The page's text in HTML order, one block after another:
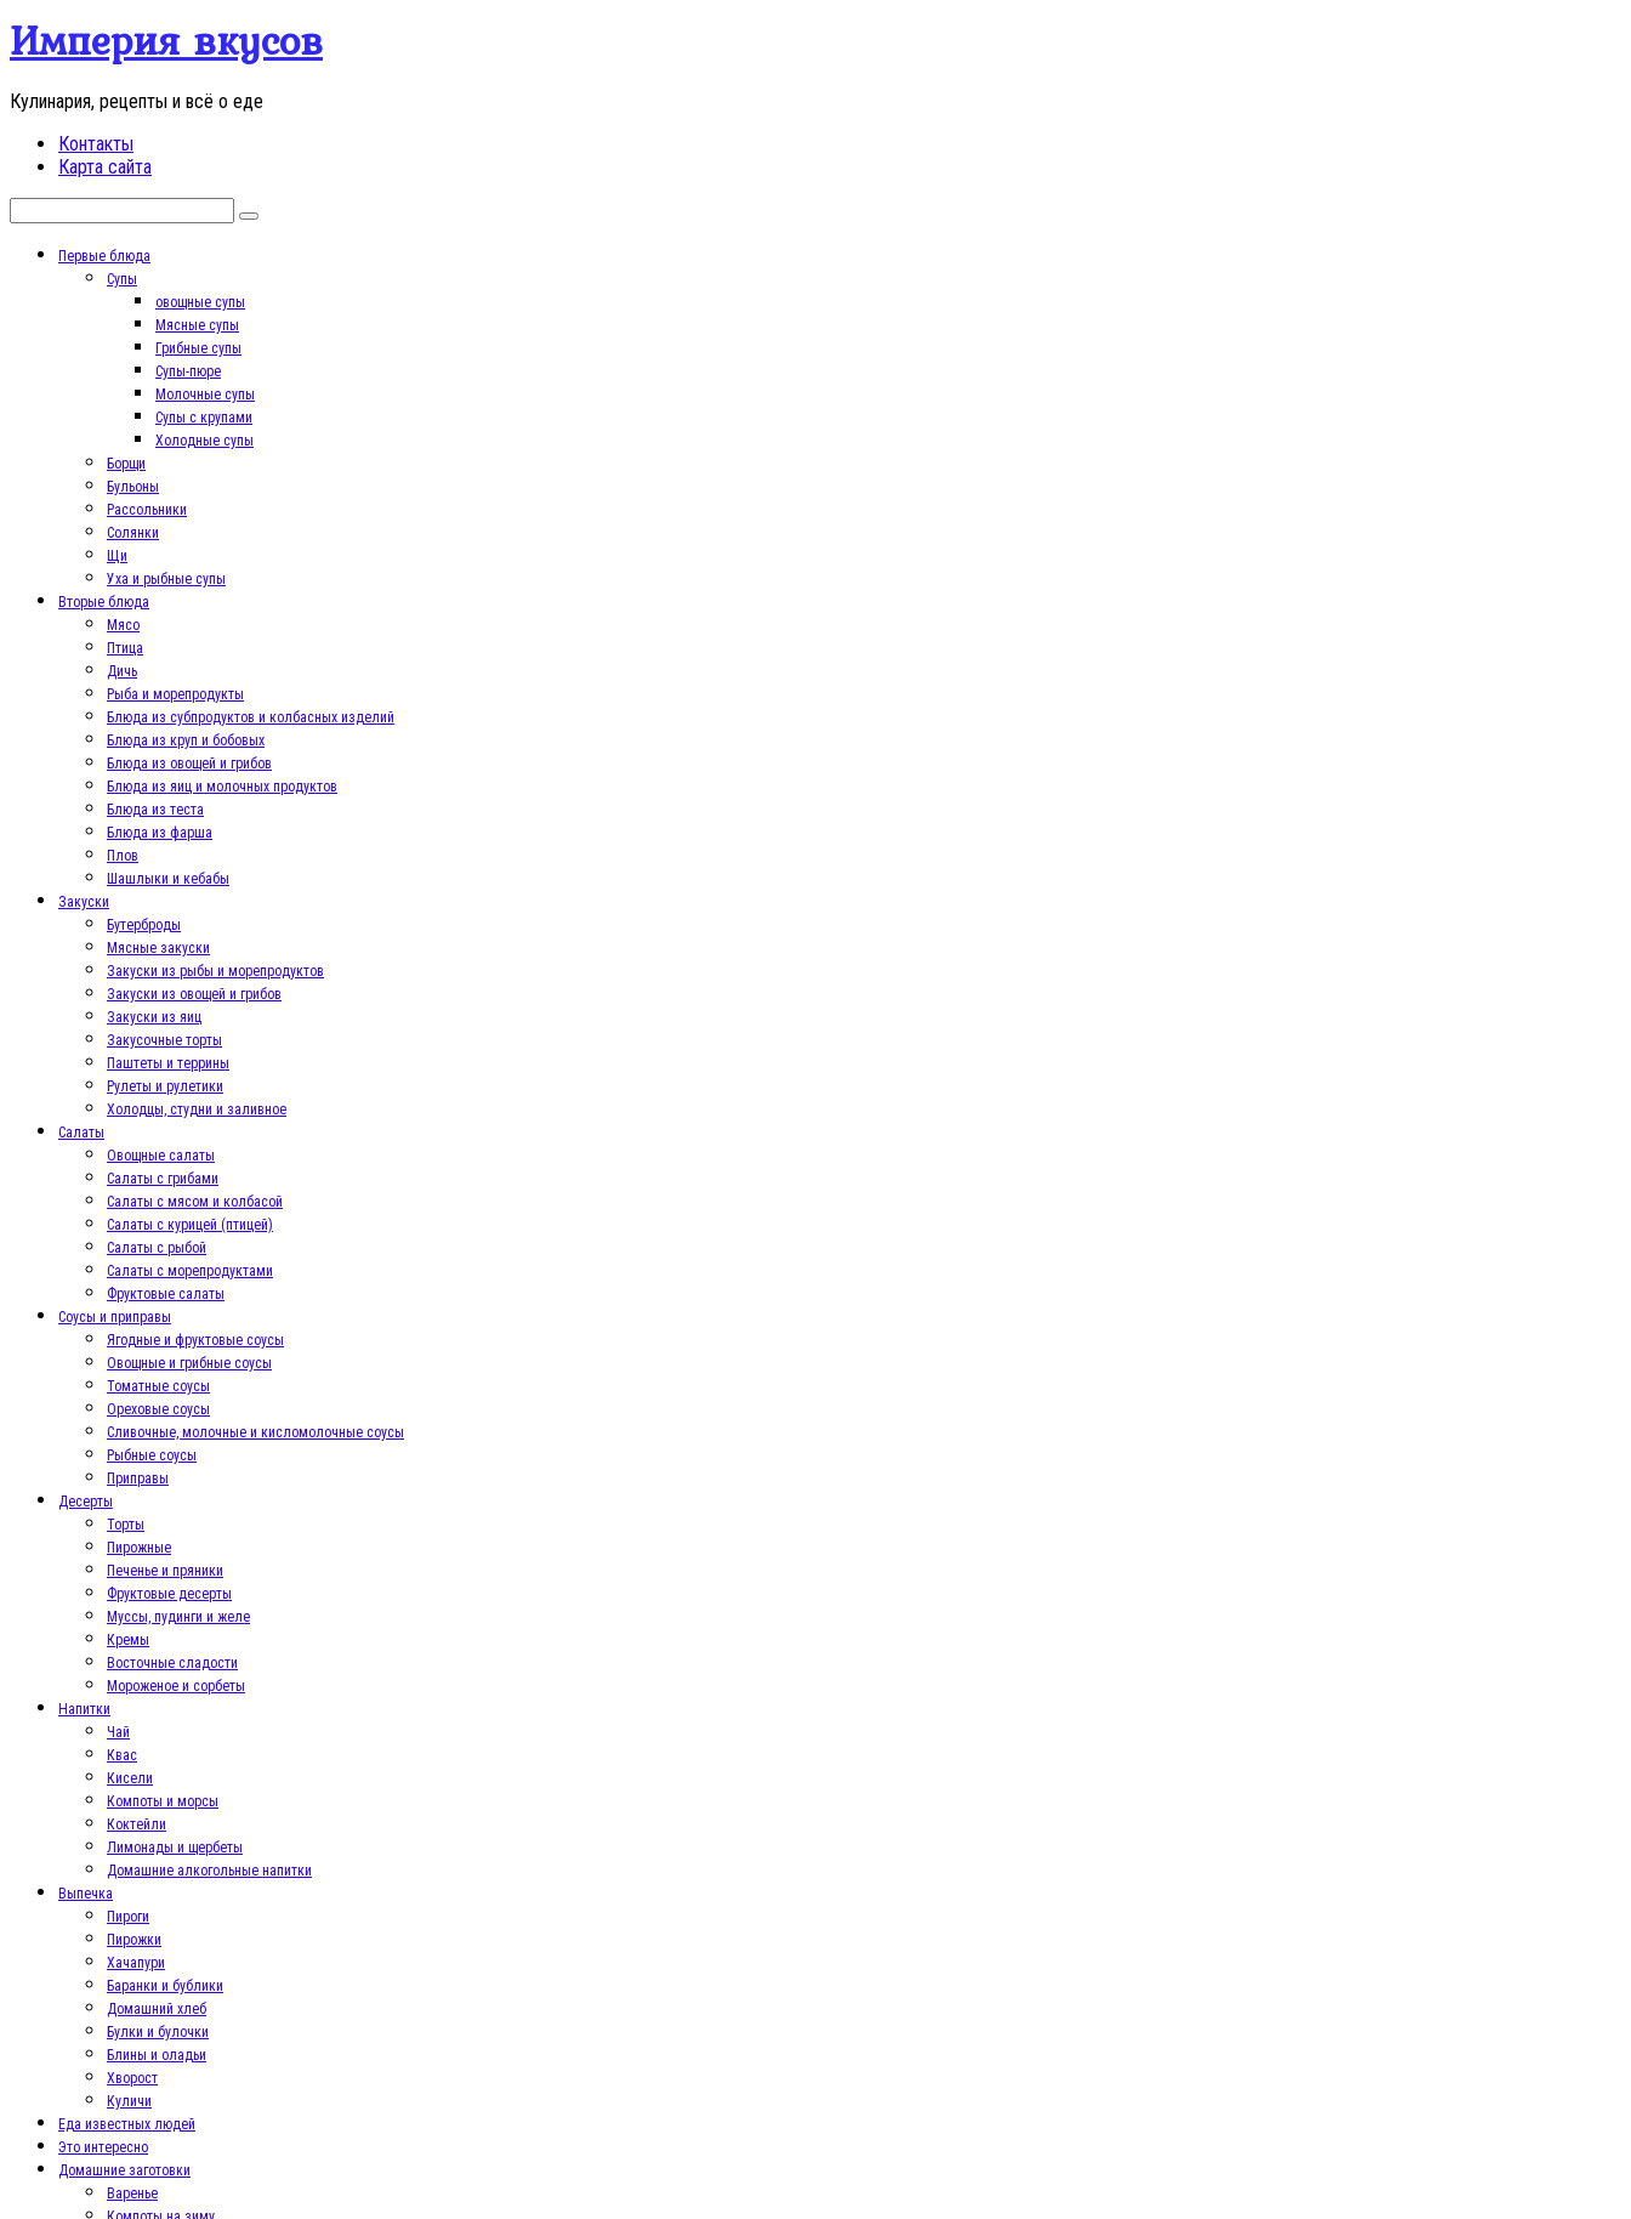
Перейти
контенту
Империя вкусов
Кулинария, рецепты и всё о еде
Контакты
Карта сайта
Первые блюда
Супы
овощные супы
Мясные супы
Грибные супы
Супы-пюре
Молочные супы
Супы с крупами
Холодные супы
Борщи
Бульоны
Рассольники
Солянки
Щи
Уха и рыбные супы
Вторые блюда
Мясо
Птица
Дичь
Рыба и морепродукты
Блюда из субпродуктов и колбасных изделий
Блюда из круп и бобовых
Блюда из овощей и грибов
Блюда из яиц и молочных продуктов
Блюда из теста
Блюда из фарша
Плов
Шашлыки и кебабы
Закуски
Бутерброды
Мясные закуски
Закуски из рыбы и морепродуктов
Закуски из овощей и грибов
Закуски из яиц
Закусочные торты
Паштеты и террины
Рулеты и рулетики
Холодцы, студни и заливное
Салаты
Овощные салаты
Салаты с грибами
Салаты с мясом и колбасой
Салаты с курицей (птицей)
Салаты с рыбой
Салаты с морепродуктами
Фруктовые салаты
Соусы и приправы
Ягодные и фруктовые соусы
Овощные и грибные соусы
Томатные соусы
Ореховые соусы
Сливочные, молочные и кисломолочные соусы
Рыбные соусы
Приправы
Десерты
Торты
Пирожные
Печенье и пряники
Фруктовые десерты
Муссы, пудинги и желе
Кремы
Восточные сладости
Мороженое и сорбеты
Напитки
Чай
Квас
Кисели
Компоты и морсы
Коктейли
Лимонады и щербеты
Домашние алкогольные напитки
Выпечка
Пироги
Пирожки
Хачапури
Баранки и бублики
Домашний хлеб
Булки и булочки
Блины и оладьи
Хворост
Куличи
Еда известных людей
Это интересно
Домашние заготовки
Варенье